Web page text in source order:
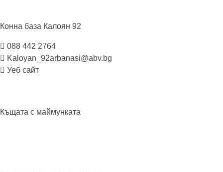
Конна база Калоян 92
088 442 2764
Kaloyan_92arbanasi@abv.bg
Уеб сайт
Къщата с маймунката